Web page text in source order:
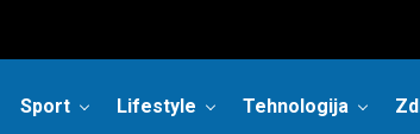
Sport Lifestyle Tehnologija